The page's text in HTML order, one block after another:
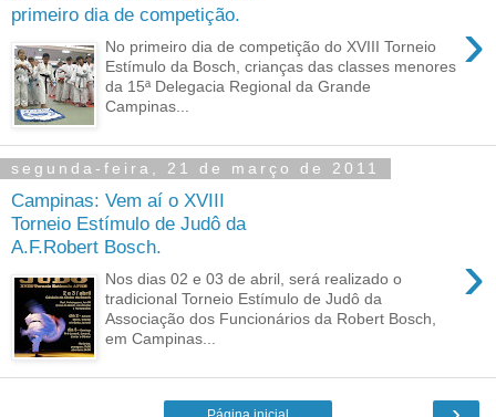
primeiro dia de competição.
›
No primeiro dia de competição do XVIII Torneio
Estímulo da Bosch, crianças das classes menores
da 15ª Delegacia Regional da Grande
Campinas...
segunda-feira, 21 de março de 2011
Campinas: Vem aí o XVIII
Torneio Estímulo de Judô da
A.F.Robert Bosch.
›
Nos dias 02 e 03 de abril, será realizado o
tradicional Torneio Estímulo de Judô da
Associação dos Funcionários da Robert Bosch,
em Campinas...